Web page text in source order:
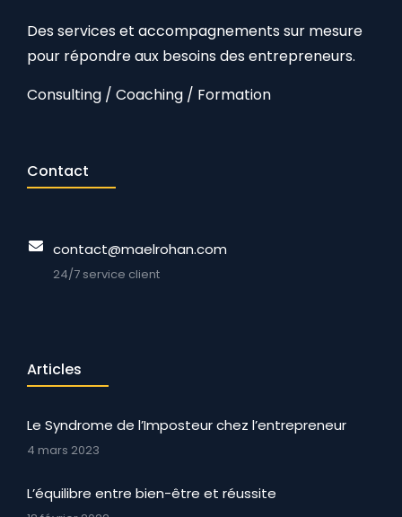
Des services et accompagnements sur mesure
pour répondre aux besoins des entrepreneurs.
Consulting / Coaching / Formation
Contact
contact@maelrohan.com
24/7 service client
Articles
Le Syndrome de l’Imposteur chez l’entrepreneur
4 mars 2023
L’équilibre entre bien-être et réussite